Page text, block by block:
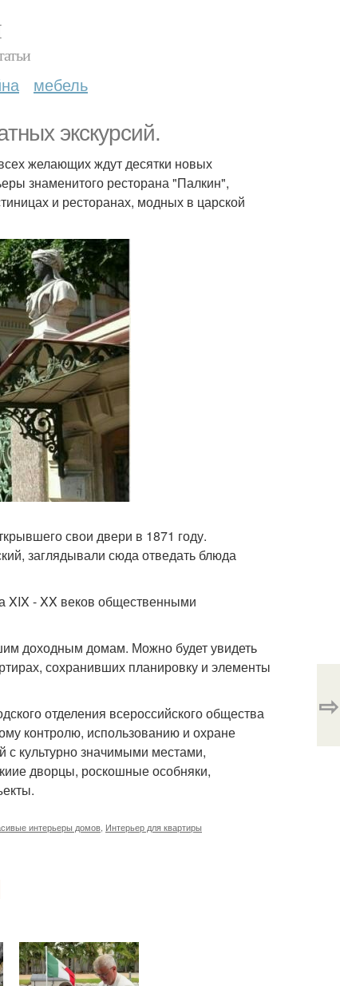
мебель
экскурсий.
желающих ждут десятки новых
знаменитого ресторана "Палкин",
и ресторанах, модных в царской
свои двери в 1871 году.
заглядывали сюда отведать блюда
XIX - XX веков общественными
доходным домам. Можно будет увидеть
сохранивших планировку и элементы
отделения всероссийского общества
контролю, использованию и охране
с культурно значимыми местами,
дворцы, роскошные особняки,
интерьеры домов Интерьер для квартиры
⇨